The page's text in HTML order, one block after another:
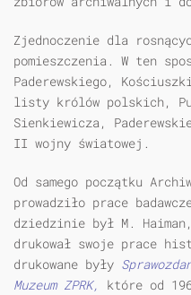
Zjednoczenie dla
pomieszczenia. W ten
Paderewskiego,
listy królów polskich,
Sienkiewicza,
II wojny światowej.
Od samego początku
prowadziło prace
dziedzinie był M.
drukował swoje prace
drukowane były
Muzeum ZPRK, które od